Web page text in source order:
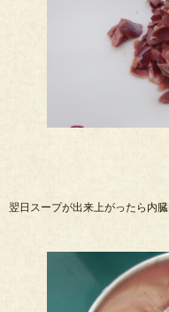
翌日スープが出来上がったら内